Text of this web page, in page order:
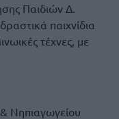
Παιδιών Δ.
παιχνίδια
τέχνες, με
Νηπιαγωγείου